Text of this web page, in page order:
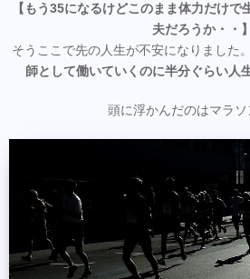
【もう35になるけどこのまま体力だけ
夫だろうか・・】
そうここで先の人生が不安になりました
師として働いていくのに半分ぐらい人
頭に浮かんだのはマラソ